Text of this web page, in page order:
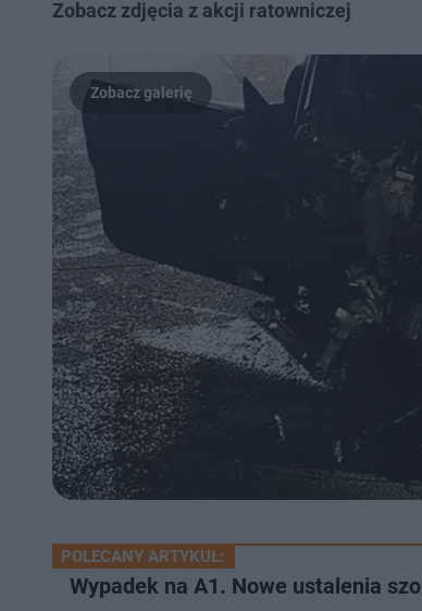
Zobacz zdjęcia z akcji ratowniczej
POLECANY ARTYKUŁ:
Wypadek na A1. Nowe ustalenia